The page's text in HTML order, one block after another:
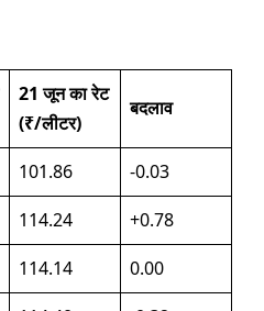
21 जून का रेट
(₹/लीटर)
बदलाव
101.86
-0.03
114.24
+0.78
114.14
0.00